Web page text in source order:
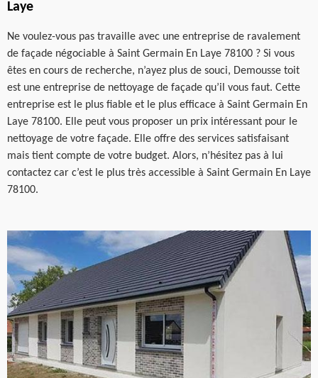
Laye
Ne voulez-vous pas travaille avec une entreprise de ravalement
de façade négociable à Saint Germain En Laye 78100 ? Si vous
êtes en cours de recherche, n’ayez plus de souci, Demousse toit
est une entreprise de nettoyage de façade qu’il vous faut. Cette
entreprise est le plus fiable et le plus efficace à Saint Germain En
Laye 78100. Elle peut vous proposer un prix intéressant pour le
nettoyage de votre façade. Elle offre des services satisfaisant
mais tient compte de votre budget. Alors, n’hésitez pas à lui
contactez car c’est le plus très accessible à Saint Germain En Laye
78100.